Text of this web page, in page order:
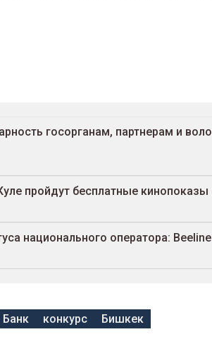
госорганам, партнерам и
пройдут беcплатные кинопоказы
национального оператора:
конкурс Бишкек